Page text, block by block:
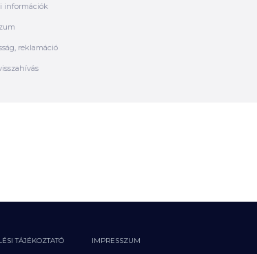
információk
reklamáció
TÁJÉKOZTATÓ IMPRESSZUM